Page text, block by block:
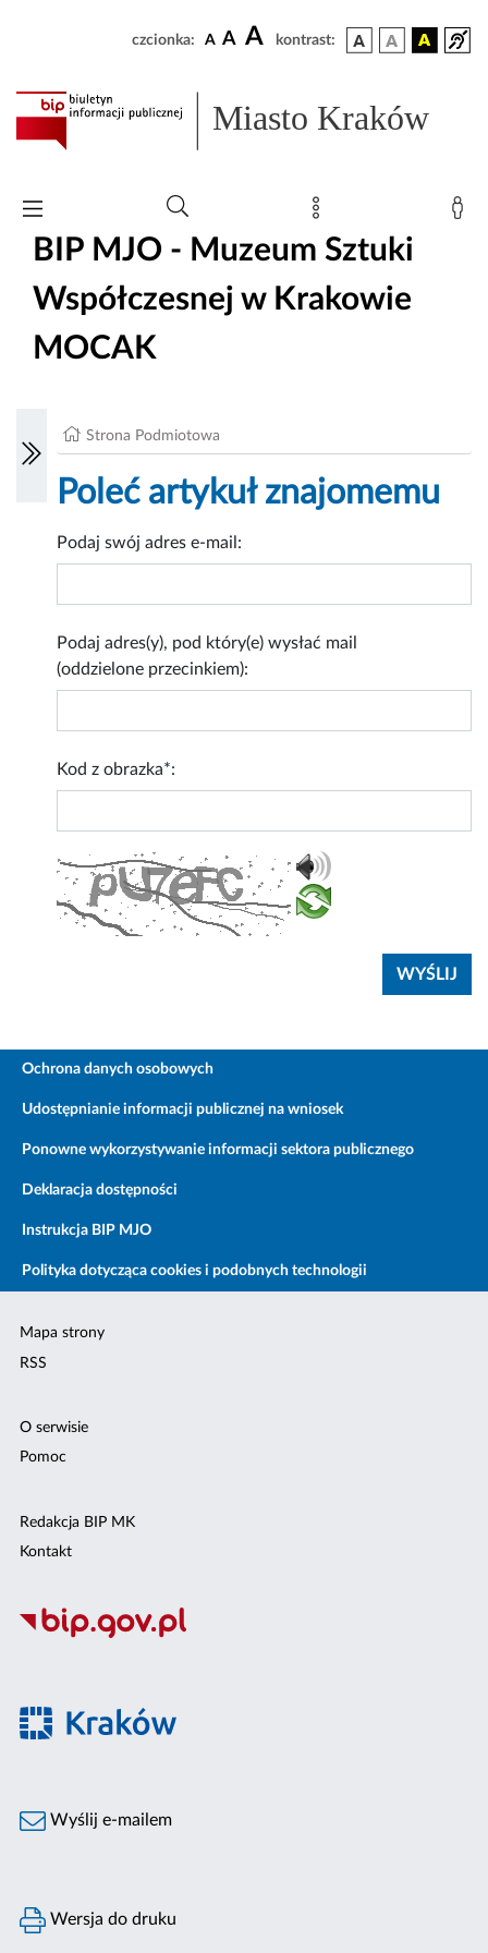
czcionka: A A A kontrast:
Miasto Kraków
BIP MJO - Muzeum Sztuki
Współczesnej w Krakowie
MOCAK
Strona Podmiotowa
Poleć artykuł znajomemu
Podaj swój adres e-mail:
Podaj adres(y), pod który(e) wysłać mail
(oddzielone przecinkiem):
Kod z obrazka*:
Ochrona danych osobowych
Udostępnianie informacji publicznej na wniosek
Ponowne wykorzystywanie informacji sektora publicznego
Deklaracja dostępności
Instrukcja BIP MJO
Polityka dotycząca cookies i podobnych technologii
Mapa strony
RSS
O serwisie
Pomoc
Redakcja BIP MK
Kontakt
Wyślij e-mailem
Wersja do druku